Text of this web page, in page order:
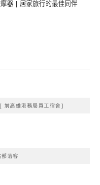
器 | 居家旅行的最佳同伴
前高雄港務局員工宿舍]
落客